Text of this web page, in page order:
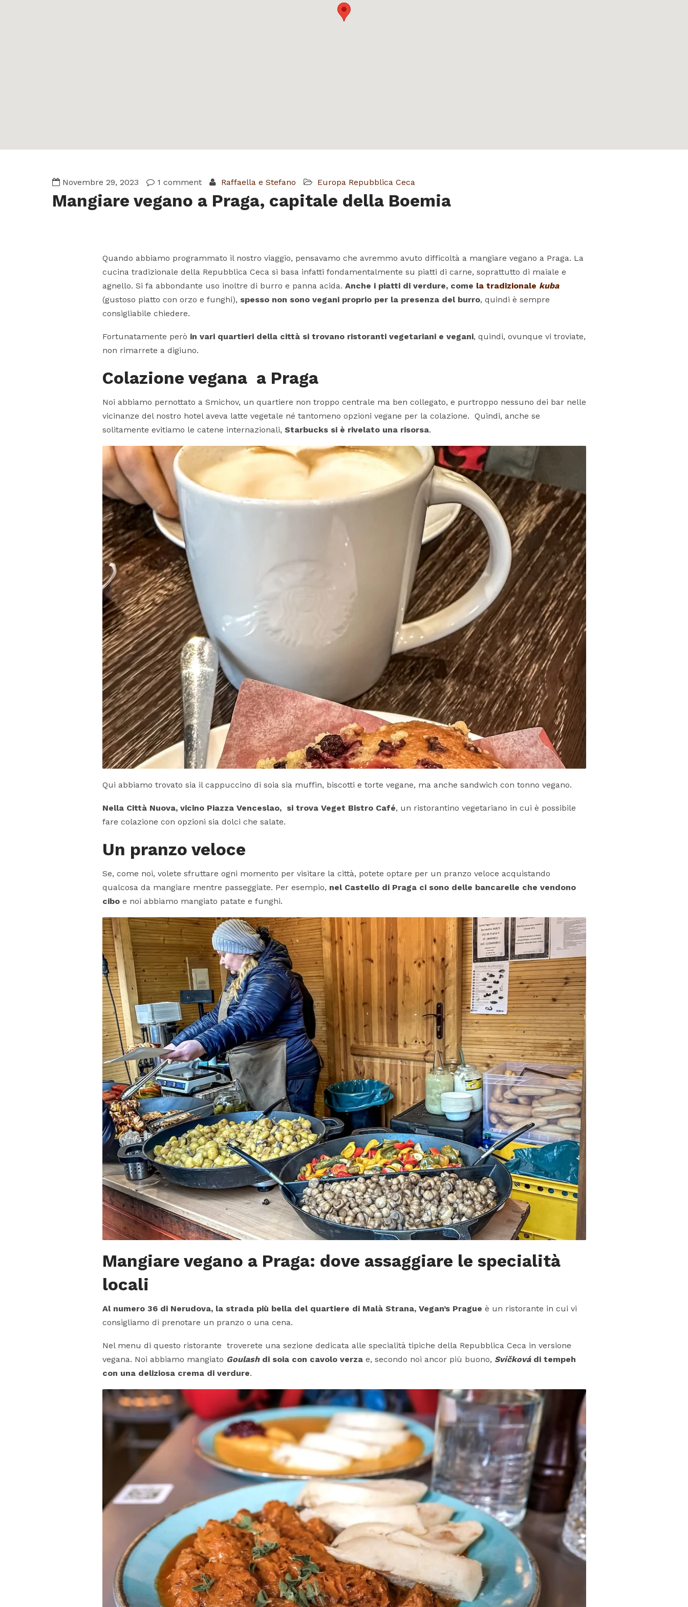
Novembre 29, 2023 1 comment Raffaella e Stefano Europa Repubblica Ceca
Mangiare vegano a Praga, capitale della Boemia
Quando abbiamo programmato il nostro viaggio, pensavamo che avremmo avuto difficoltà a mangiare vegano a Praga. La
cucina tradizionale della Repubblica Ceca si basa infatti fondamentalmente su piatti di carne, soprattutto di maiale e
agnello. Si fa abbondante uso inoltre di burro e panna acida. Anche i piatti di verdure, come la tradizionale kuba
(gustoso piatto con orzo e funghi), spesso non sono vegani proprio per la presenza del burro, quindi è sempre
consigliabile chiedere.
Fortunatamente però in vari quartieri della città si trovano ristoranti vegetariani e vegani, quindi, ovunque vi troviate,
non rimarrete a digiuno.
Colazione vegana a Praga
Noi abbiamo pernottato a Smichov, un quartiere non troppo centrale ma ben collegato, e purtroppo nessuno dei bar nelle
vicinanze del nostro hotel aveva latte vegetale né tantomeno opzioni vegane per la colazione. Quindi, anche se
solitamente evitiamo le catene internazionali, Starbucks si è rivelato una risorsa.
Qui abbiamo trovato sia il cappuccino di soia sia muffin, biscotti e torte vegane, ma anche sandwich con tonno vegano.
Nella Città Nuova, vicino Piazza Venceslao, si trova Veget Bistro Café, un ristorantino vegetariano in cui è possibile
fare colazione con opzioni sia dolci che salate.
Un pranzo veloce
Se, come noi, volete sfruttare ogni momento per visitare la città, potete optare per un pranzo veloce acquistando
qualcosa da mangiare mentre passeggiate. Per esempio, nel Castello di Praga ci sono delle bancarelle che vendono
ciboe noi abbiamo mangiato patate e funghi.
Mangiare vegano a Praga: dove assaggiare le specialità
locali
Al numero 36 di Nerudova, la strada più bella del quartiere di Malà Strana, Vegan’s Prague è un ristorante in cui vi
consigliamo di prenotare un pranzo o una cena.
Nel menu di questo ristorante troverete una sezione dedicata alle specialità tipiche della Repubblica Ceca in versione
vegana. Noi abbiamo mangiato Goulashdi soia con cavolo verzae, secondo noi ancor più buono, Svíčkovádi tempeh
con una deliziosa crema di verdure.